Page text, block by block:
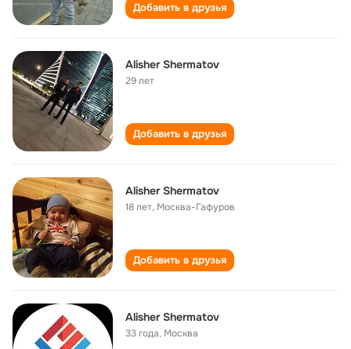
Добавить в друзья
Alisher Shermatov
29 лет
Добавить в друзья
Alisher Shermatov
18 лет, Москва-Гафуров
Добавить в друзья
Alisher Shermatov
33 года, Москва